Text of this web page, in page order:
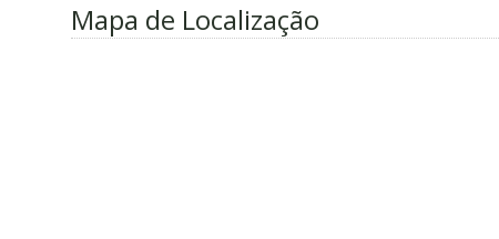
Mapa de Localização